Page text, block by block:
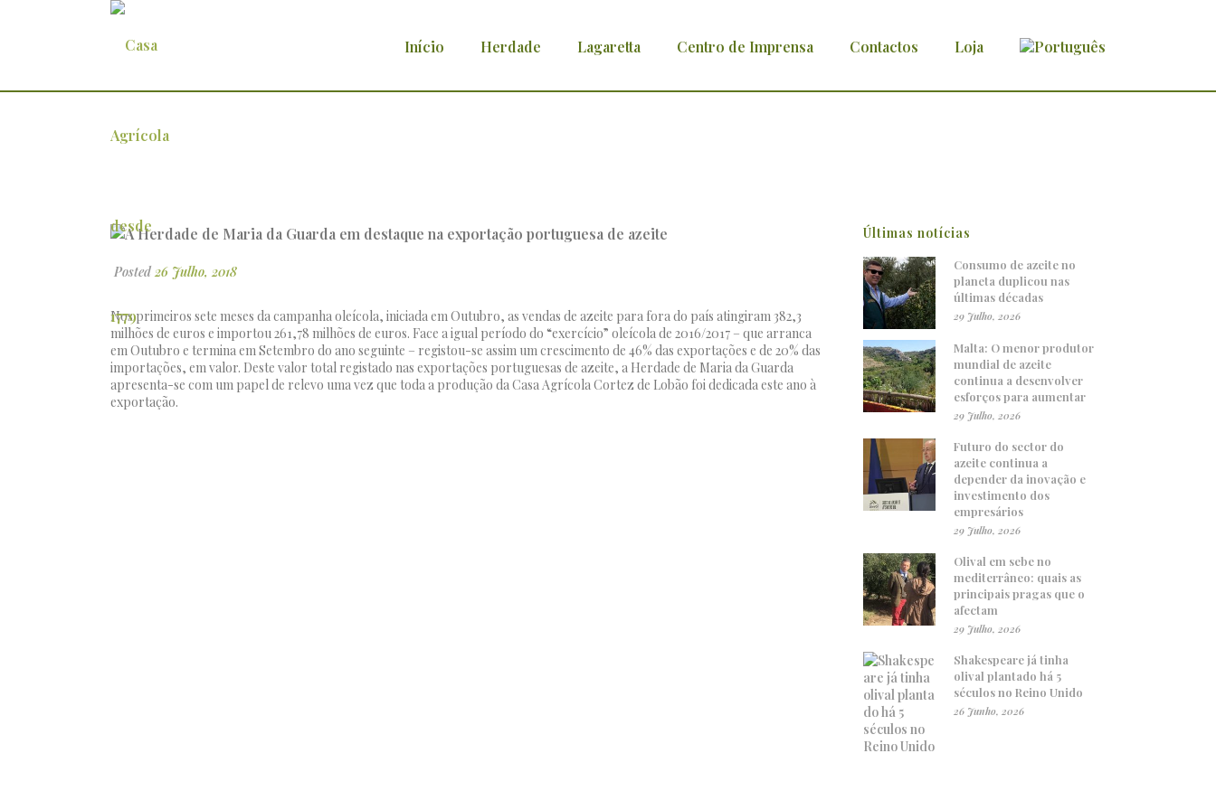
Início Herdade Lagaretta Centro de Imprensa Contactos Loja
A Herdade de Maria da Guarda em destaque na exportação portuguesa de azeite
Posted 26 Julho, 2018
Nos primeiros sete meses da campanha oleícola, iniciada em Outubro, as vendas de azeite para fora do país atingiram 382,3
milhões de euros e importou 261,78 milhões de euros. Face a igual período do “exercício” oleícola de 2016/2017 – que arranca
em Outubro e termina em Setembro do ano seguinte – registou-se assim um crescimento de 46% das exportações e de 20% das
importações, em valor. Deste valor total registado nas exportações portuguesas de azeite, a Herdade de Maria da Guarda
apresenta-se com um papel de relevo uma vez que toda a produção da Casa Agrícola Cortez de Lobão foi dedicada este ano à
exportação.
Últimas notícias
Consumo de azeite no
planeta duplicou nas
últimas décadas
29 Julho, 2026
Malta: O menor produtor
mundial de azeite
continua a desenvolver
esforços para aumentar
29 Julho, 2026
Futuro do sector do
azeite continua a
depender da inovação e
investimento dos
empresários
29 Julho, 2026
Olival em sebe no
mediterrâneo: quais as
principais pragas que o
afectam
29 Julho, 2026
Shakespeare já tinha
olival plantado há 5
séculos no Reino Unido
26 Junho, 2026